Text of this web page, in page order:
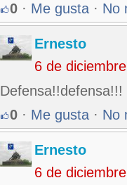
0 · Me gusta · No
Ernesto
6 de
Defensa!!defensa!!!
0 · Me gusta · No
Ernesto
6 de